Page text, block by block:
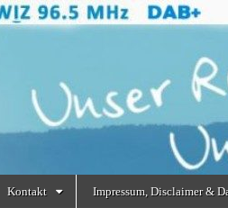
Kontakt Impressum, Disclaimer &